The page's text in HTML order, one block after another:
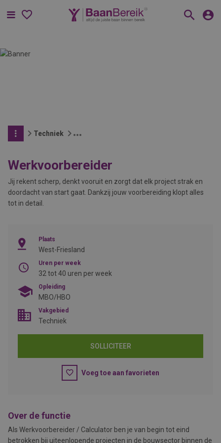
Menu
Techniek
Werkvoorbereider
Jij rekent scherp, denkt vooruit en zorgt dat elk project strak en
doordacht van start gaat. Dankzij jouw voorbereiding klopt alles
tot in detail.
Plaats
West-Friesland
Uren per week
32 tot 40 uren per week
Opleiding
MBO/HBO
Vakgebied
Techniek
SOLLICITEER
Voeg toe aan favorieten
Over de functie
Als Werkvoorbereider / Calculator ben je van begin tot eind
betrokken bij uiteenlopende projecten in de bouwsector binnen de